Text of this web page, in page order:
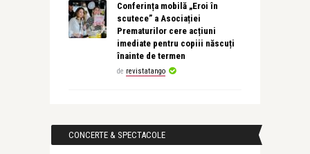
Conferința mobilă „Eroi în
scutece” a Asociației
Prematurilor cere acțiuni
imediate pentru copiii născuți
înainte de termen
de revistatango
CONCERTE & SPECTACOLE